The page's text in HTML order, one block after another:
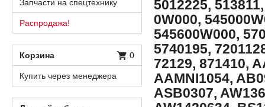
5012225,
0W000,
545600W000,
5740195,
72129, 871410,
AAMNI1054,
ASB0307,
Запчасти на спецтехнику
Распродажа!
Корзина 0
Купить через менеджера